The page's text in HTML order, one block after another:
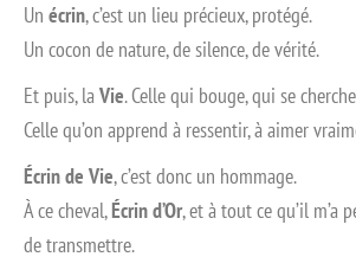
Un écrin, c’est un lieu précieux, protégé.
Un cocon de nature, de silence, de vérité.
Et puis, laVie. Celle qui bouge, qui se
Celle qu’on apprend à ressentir, à aimer
Écrin de Vie, c’est donc un hommage.
À ce cheval,Écrin d’Or, et à tout ce qu’il m’a
de transmettre.